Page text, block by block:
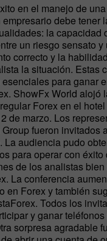
en el manejo de
debe tener
la capacidad
un riesgo sensato y
correcto y la
la situación. Estas
para ganar
ShowFx World alojó
Forex en el
de marzo. Los
fueron invitados
La audiencia pudo
para operar con éxito
de los analistas
La conferencia
en Forex y también
Todos los
y ganar
sorpresa agradable